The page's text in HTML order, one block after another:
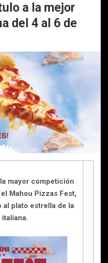
a la mejor
del 4 al 6 de
mayor competición
Mahou Pizzas Fest,
plato estrella de la